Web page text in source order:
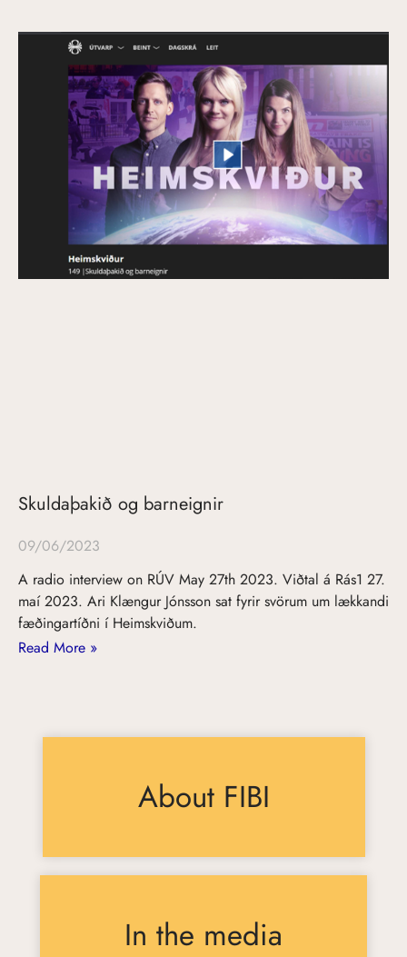
Skuldaþakið og barneignir
09/06/2023
A radio interview on RÚV May 27th 2023. Viðtal á Rás1 27.
maí 2023. Ari Klængur Jónsson sat fyrir svörum um lækkandi
fæðingartíðni í Heimskviðum.
Read More »
About FIBI
In the media